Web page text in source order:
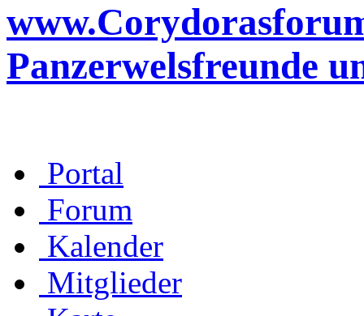
Panzerwelsfreunde
Portal
Forum
Kalender
Mitglieder